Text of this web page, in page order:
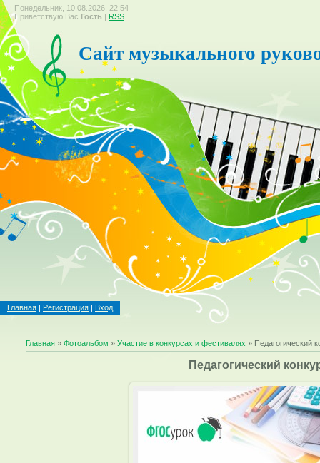
Понедельник, 10.08.2026, 22:54
Приветствую Вас Гость | RSS
Сайт музыкального
Главная | Регистрация | Вход
Главная »Фотоальбом »Участие в конкурсах и фестивалях » Педагогический
Педагогический